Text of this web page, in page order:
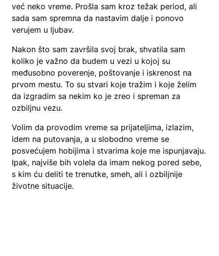
već neko vreme. Prošla sam kroz težak period, ali
sada sam spremna da nastavim dalje i ponovo
verujem u ljubav.
Nakon što sam završila svoj brak, shvatila sam
koliko je važno da budem u vezi u kojoj su
međusobno poverenje, poštovanje i iskrenost na
prvom mestu. To su stvari koje tražim i koje želim
da izgradim sa nekim ko je zreo i spreman za
ozbiljnu vezu.
Volim da provodim vreme sa prijateljima, izlazim,
idem na putovanja, a u slobodno vreme se
posvećujem hobijima i stvarima koje me ispunjavaju.
Ipak, najviše bih volela da imam nekog pored sebe,
s kim ću deliti te trenutke, smeh, ali i ozbiljnije
životne situacije.